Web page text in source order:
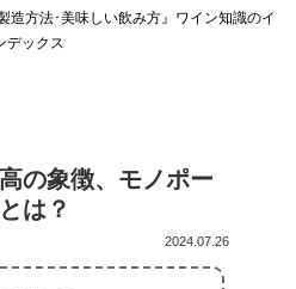
造方法･美味しい飲み方』ワイン知識のイ
デックス
の象徴、モノポー
は？
2024.07.26